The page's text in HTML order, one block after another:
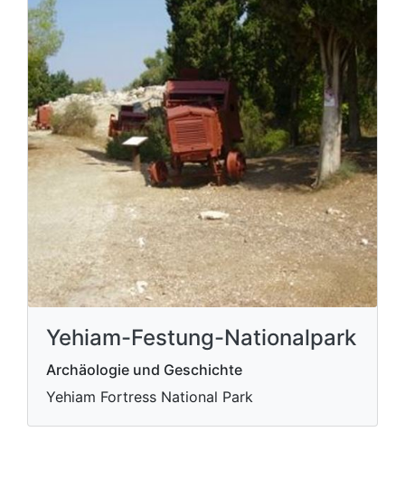
Yehiam-Festung-Nationalpark
Archäologie und Geschichte
Yehiam Fortress National Park